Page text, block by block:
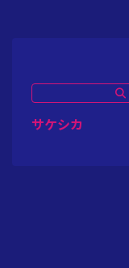
サケシカ